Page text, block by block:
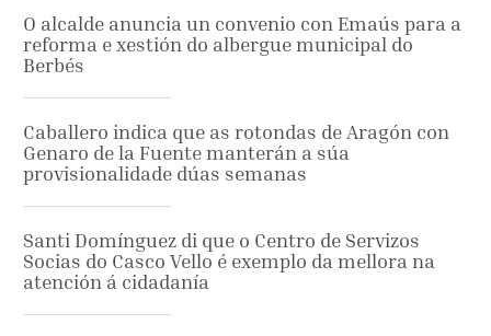
O alcalde anuncia un convenio con Emaús para a
reforma e xestión do albergue municipal do
Berbés
Caballero indica que as rotondas de Aragón con
Genaro de la Fuente manterán a súa
provisionalidade dúas semanas
Santi Domínguez di que o Centro de Servizos
Socias do Casco Vello é exemplo da mellora na
atención á cidadanía